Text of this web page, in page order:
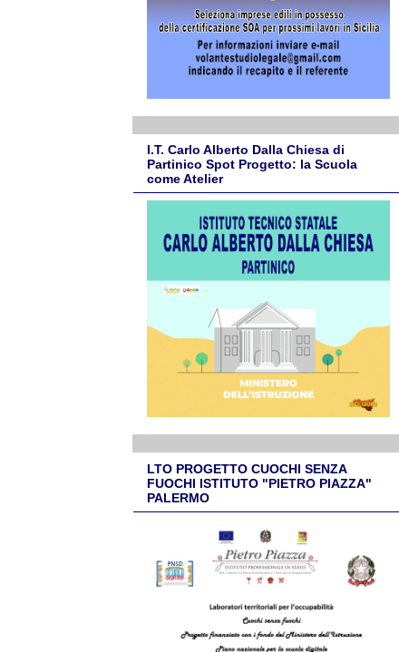
I.T. Carlo Alberto Dalla Chiesa di
Partinico Spot Progetto: la Scuola
come Atelier
LTO PROGETTO CUOCHI SENZA
FUOCHI ISTITUTO "PIETRO PIAZZA"
PALERMO